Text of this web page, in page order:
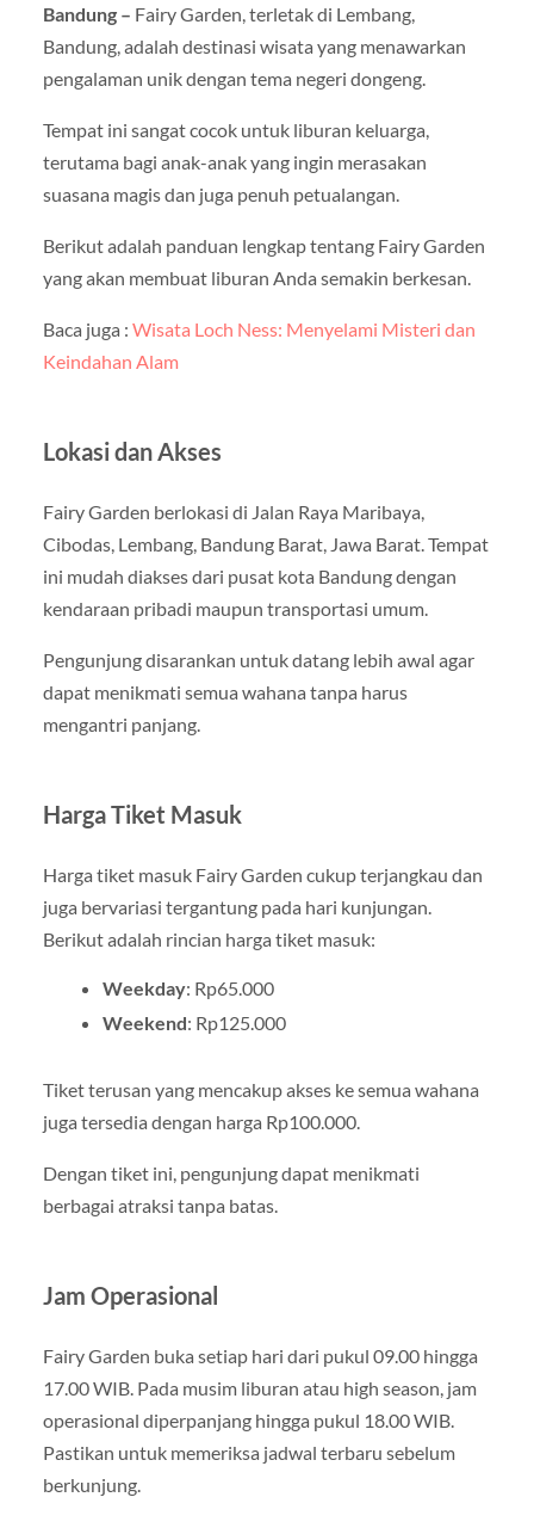
Bandung – Fairy Garden, terletak di Lembang,
Bandung, adalah destinasi wisata yang menawarkan
pengalaman unik dengan tema negeri dongeng.
Tempat ini sangat cocok untuk liburan keluarga,
terutama bagi anak-anak yang ingin merasakan
suasana magis dan juga penuh petualangan.
Berikut adalah panduan lengkap tentang Fairy Garden
yang akan membuat liburan Anda semakin berkesan.
Baca juga : Wisata Loch Ness: Menyelami Misteri dan
Keindahan Alam
Lokasi dan Akses
Fairy Garden berlokasi di Jalan Raya Maribaya,
Cibodas, Lembang, Bandung Barat, Jawa Barat. Tempat
ini mudah diakses dari pusat kota Bandung dengan
kendaraan pribadi maupun transportasi umum.
Pengunjung disarankan untuk datang lebih awal agar
dapat menikmati semua wahana tanpa harus
mengantri panjang.
Harga Tiket Masuk
Harga tiket masuk Fairy Garden cukup terjangkau dan
juga bervariasi tergantung pada hari kunjungan.
Berikut adalah rincian harga tiket masuk:
Weekday: Rp65.000
Weekend: Rp125.000
Tiket terusan yang mencakup akses ke semua wahana
juga tersedia dengan harga Rp100.000.
Dengan tiket ini, pengunjung dapat menikmati
berbagai atraksi tanpa batas.
Jam Operasional
Fairy Garden buka setiap hari dari pukul 09.00 hingga
17.00 WIB. Pada musim liburan atau high season, jam
operasional diperpanjang hingga pukul 18.00 WIB.
Pastikan untuk memeriksa jadwal terbaru sebelum
berkunjung.